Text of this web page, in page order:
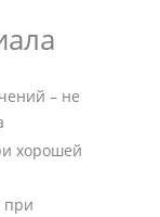
– не
хорошей
при